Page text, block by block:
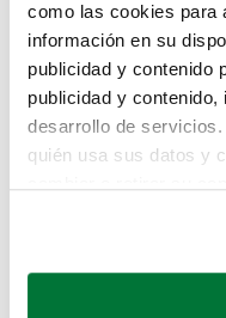
como las cookies para
información en su
publicidad y contenido
publicidad y
desarrollo de
quién usa sus datos y
Si lo permite, también
Lo sentimos,
te hemos
Pero puedes
buscando en
Coches de segunda